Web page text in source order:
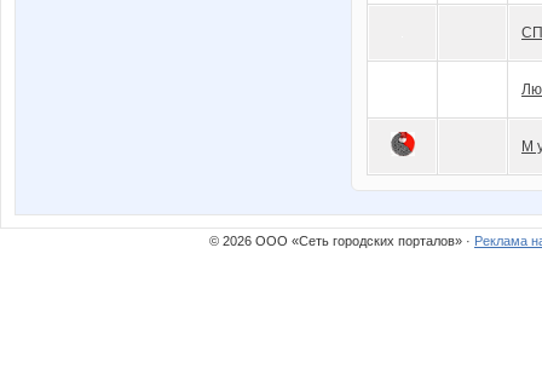
М
© 2026 ООО «Сеть городских порталов» · Реклама